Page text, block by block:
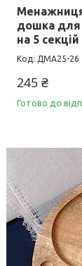
дошка для
на 5
ДМА25-26
245 ₴
Готово до